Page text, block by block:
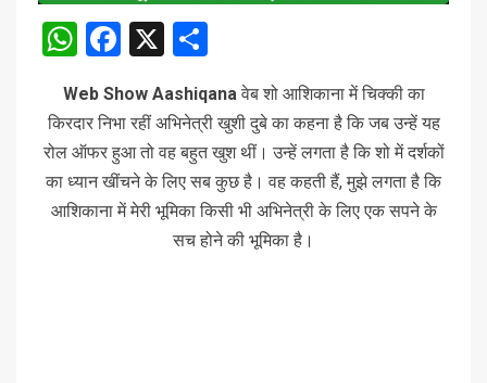
WhatsApp
Facebook
X
Web Show Aashiqanaवेब शो आशिकाना में चिक्की का
किरदार निभा रहीं अभिनेत्री खुशी दुबे का कहना है कि जब उन्हें यह
रोल ऑफर हुआ तो वह बहुत खुश थीं। उन्हें लगता है कि शो में दर्शकों
का ध्यान खींचने के लिए सब कुछ है। वह कहती हैं, मुझे लगता है कि
आशिकाना में मेरी भूमिका किसी भी अभिनेत्री के लिए एक सपने के
सच होने की भूमिका है।